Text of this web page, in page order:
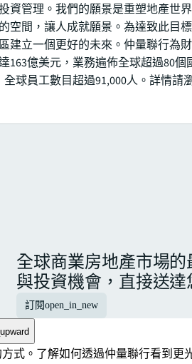
資管理。我們的願景是重塑地產世
空間，讓人成就願景。為達致此目
建立一個更好的未來。仲量聯行為
163億美元，業務遍佈全球超過80個
全球員工數目超過91,000人。詳情請
全球商業房地產市場
與投資機會，直接送達
訂閱open_in_new
式。了解如何透過仲量聯行看到更